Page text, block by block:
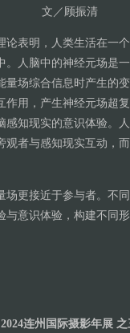
文／顾振清
论表明，人类生活在一
。人脑中的神经元场是
量场综合信息时产生的
作用，产生神经元场超
感知现实的意识体验。
观者与感知现实互动，
场更接近于参与者。不
与意识体验，构建不同
2024连州国际摄影年展 之